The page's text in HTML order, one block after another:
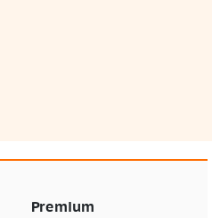
Premium